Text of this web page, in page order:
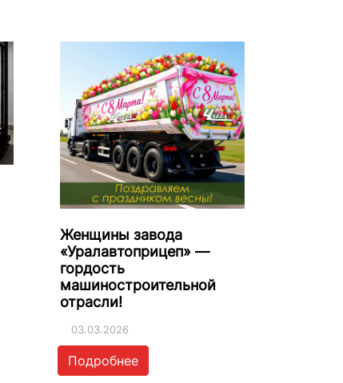
Женщины завода
«Уралавтоприцеп» —
гордость
машиностроительной
отрасли!
03.03.2026
Подробнее